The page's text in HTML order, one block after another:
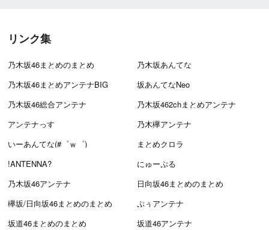
リンク集
乃木坂46まとめのまとめ
乃木坂あんてな
乃木坂46まとめアンテナBIG
坂あんてなNeo
乃木坂46総合アンテナ
乃木坂462chまとめアンテナ
アンテナっす
乃木欅アンテナ
いーあんてな(#゜ｗ゜)
まとめクロラ
!ANTENNA?
にゅーぷる
乃木坂46アンテナ
日向坂46まとめのまとめ
欅坂/日向坂46まとめのまとめ
ぷぅアンテナ
坂道46まとめのまとめ
坂道46アンテナ